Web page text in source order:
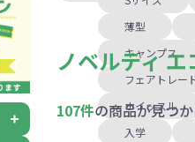
薄型
キャンプス
フェアトレー
ホイッスル
入学
ノベルティ
107件の商品が見つ